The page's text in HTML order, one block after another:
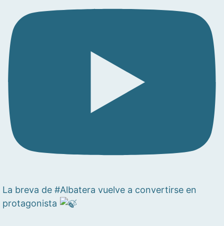
La breva de #Albatera vuelve a convertirse en
protagonista